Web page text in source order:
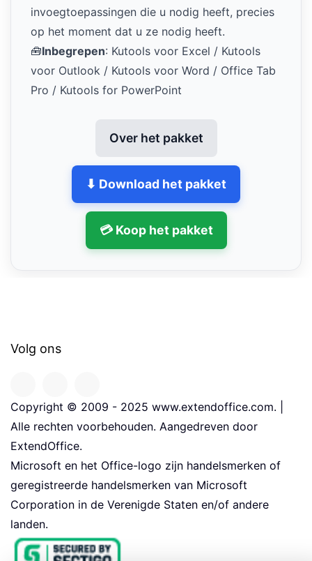
invoegtoepassingen die u nodig heeft, precies
op het moment dat u ze nodig heeft.
🧰Inbegrepen: Kutools voor Excel / Kutools
voor Outlook / Kutools voor Word / Office Tab
Pro / Kutools for PowerPoint
Over het pakket
⬇ Download het pakket
💳 Koop het pakket
Volg ons
Copyright © 2009 - 2025 www.extendoffice.com. |
Alle rechten voorbehouden. Aangedreven door
ExtendOffice.
Microsoft en het Office-logo zijn handelsmerken of
geregistreerde handelsmerken van Microsoft
Corporation in de Verenigde Staten en/of andere
landen.